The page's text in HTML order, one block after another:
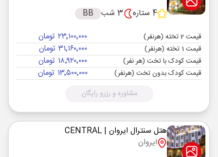
4 ستاره
3 شب BB
قیمت 2 تخته (هرنفر) ۲۳٬۱۰۰٬۰۰۰ تومان
قیمت 1 تخته (هرنفر) ۳۱٬۱۶۰٬۰۰۰ تومان
قیمت کودک با تخت (هر نفر) ۱۸٬۹۲۰٬۰۰۰ تومان
قیمت کودک بدون تخت (هرنفر) ۱۳٬۵۰۰٬۰۰۰ تومان
مشاوره و رزرو رایگان
هتل سنترال ایروان | CENTRAL
ایروان